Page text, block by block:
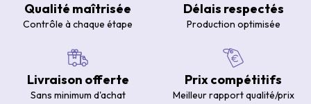
Qualité maîtrisée
Contrôle à chaque étape
Délais respectés
Production optimisée
Livraison offerte
Sans minimum d'achat
Prix compétitifs
Meilleur rapport qualité/prix